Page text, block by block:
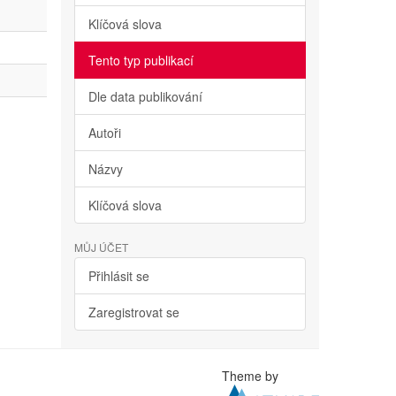
Klíčová slova
Tento typ publikací
Dle data publikování
Autoři
Názvy
Klíčová slova
MŮJ ÚČET
Přihlásit se
Zaregistrovat se
Theme by